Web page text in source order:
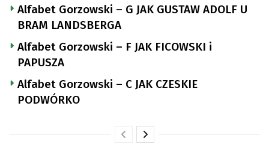
Alfabet Gorzowski – G JAK GUSTAW ADOLF U
BRAM LANDSBERGA
Alfabet Gorzowski – F JAK FICOWSKI i
PAPUSZA
Alfabet Gorzowski – C JAK CZESKIE
PODWÓRKO